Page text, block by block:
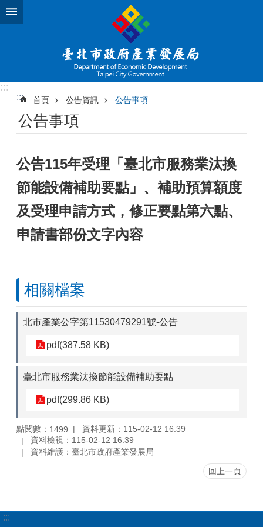
跳到主要內容區塊
:::
:::
首頁 公告資訊 公告事項
公告事項
公告115年受理「臺北市服務業汰換
節能設備補助要點」、補助預算額度
及受理申請方式，修正要點第六點、
申請書部份文字內容
相關檔案
北市產業公字第11530479291號-公告
pdf(387.58 KB)
臺北市服務業汰換節能設備補助要點
pdf(299.86 KB)
點閱數： 1499
資料更新：115-02-12 16:39
資料檢視：115-02-12 16:39
資料維護：臺北市政府產業發展局
回上一頁
:::